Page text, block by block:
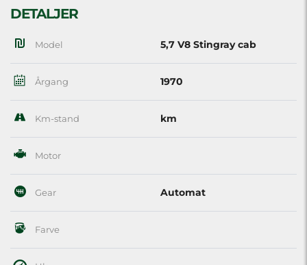
DETALJER
Model 5,7 V8 Stingray cab
Årgang 1970
Km-stand km
Motor
Gear Automat
Farve